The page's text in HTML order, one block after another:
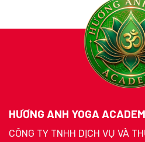
HƯƠNG ANH YOGA
CÔNG TY TNHH DỊCH VỤ VÀ